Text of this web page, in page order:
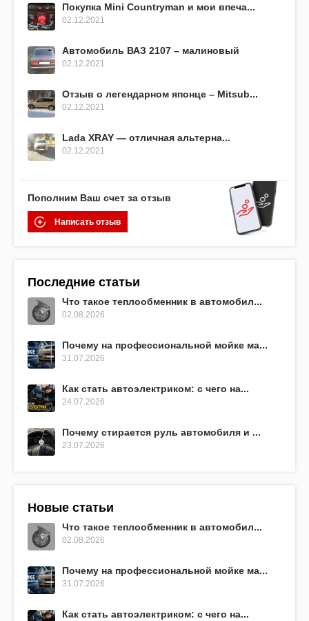
Покупка Mini Countryman и мои впеча...
02.12.2021
Автомобиль ВАЗ 2107 – малиновый
02.12.2021
Отзыв о легендарном японце – Mitsub...
02.12.2021
Lada XRAY — отличная альтерна...
02.12.2021
Пополним Ваш счет за отзыв
Написать отзыв
Последние статьи
Что такое теплообменник в автомобил...
02.08.2026
Почему на профессиональной мойке ма...
31.07.2026
Как стать автоэлектриком: с чего на...
24.07.2026
Почему стирается руль автомобиля и ...
23.07.2026
Новые статьи
Что такое теплообменник в автомобил...
02.08.2026
Почему на профессиональной мойке ма...
31.07.2026
Как стать автоэлектриком: с чего на...